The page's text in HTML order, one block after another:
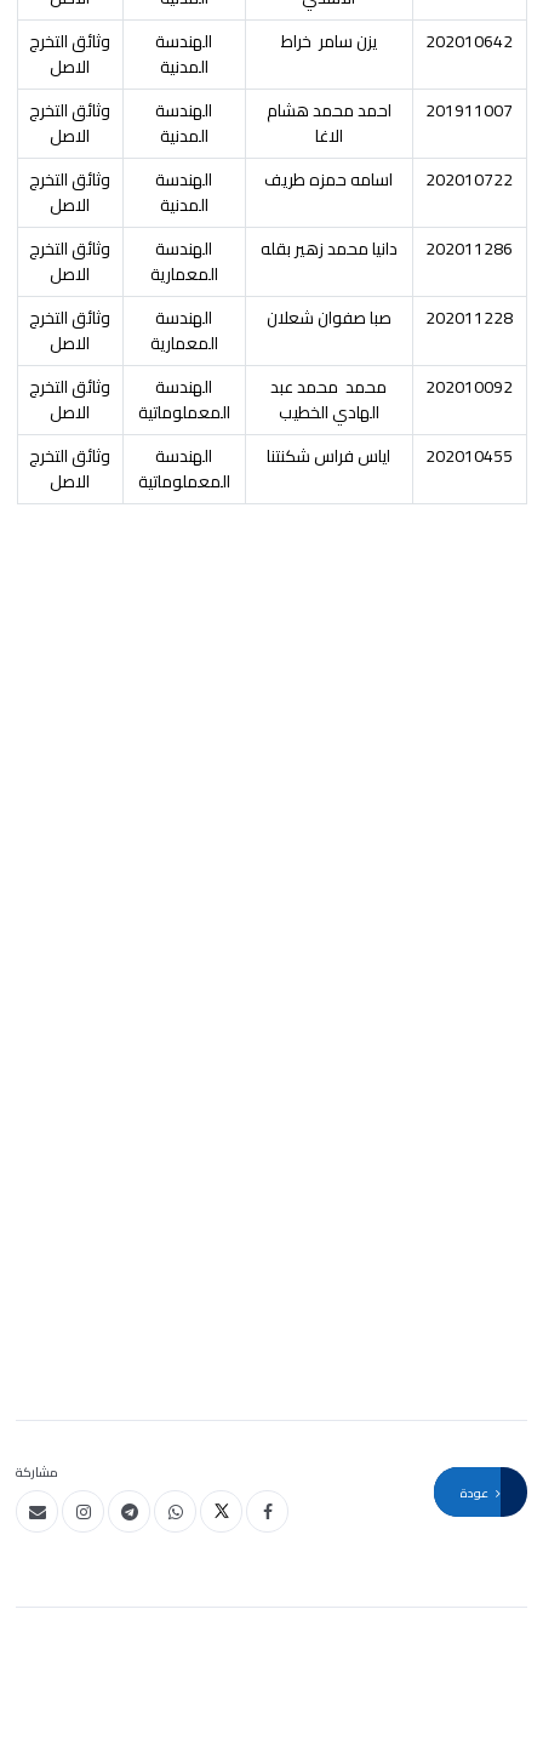
202010642
يزن سامر خراط
الهندسة
المدنية
وثائق التخرج
الاصل
201911007
احمد محمد هشام
الاغا
الهندسة
المدنية
وثائق التخرج
الاصل
202010722
اسامه حمزه طريف
الهندسة
المدنية
وثائق التخرج
الاصل
202011286
دانيا محمد زهير بقله
الهندسة
المعمارية
وثائق التخرج
الاصل
202011228
صبا صفوان شعلان
الهندسة
المعمارية
وثائق التخرج
الاصل
202010092
محمد محمد عبد
الهادي الخطيب
الهندسة
المعملوماتية
وثائق التخرج
الاصل
202010455
اياس فراس شكنتنا
الهندسة
المعملوماتية
وثائق التخرج
الاصل
مشاركة